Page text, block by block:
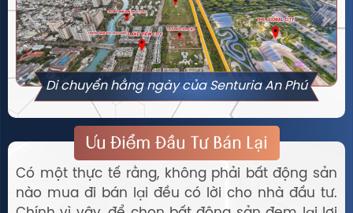
Di chuyển hằng ngày của Senturia An Phú
Ưu Điểm Đầu Tư Bán Lại
Có một thực tế rằng, không phải bất động sản
nào mua đi bán lại đều có lời cho nhà đầu tư.